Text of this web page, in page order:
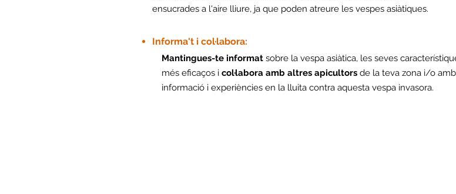
ensucrades a l'aire lliure, ja que poden atreure les vespes asiàtiques.
Informa't i col·labora:
Mantingues-te informat sobre la vespa asiàtica, les seves
més eficaços i col·labora amb altres apicultors de la teva zona i/o
informació i experiències en la lluita contra aquesta vespa invasora.